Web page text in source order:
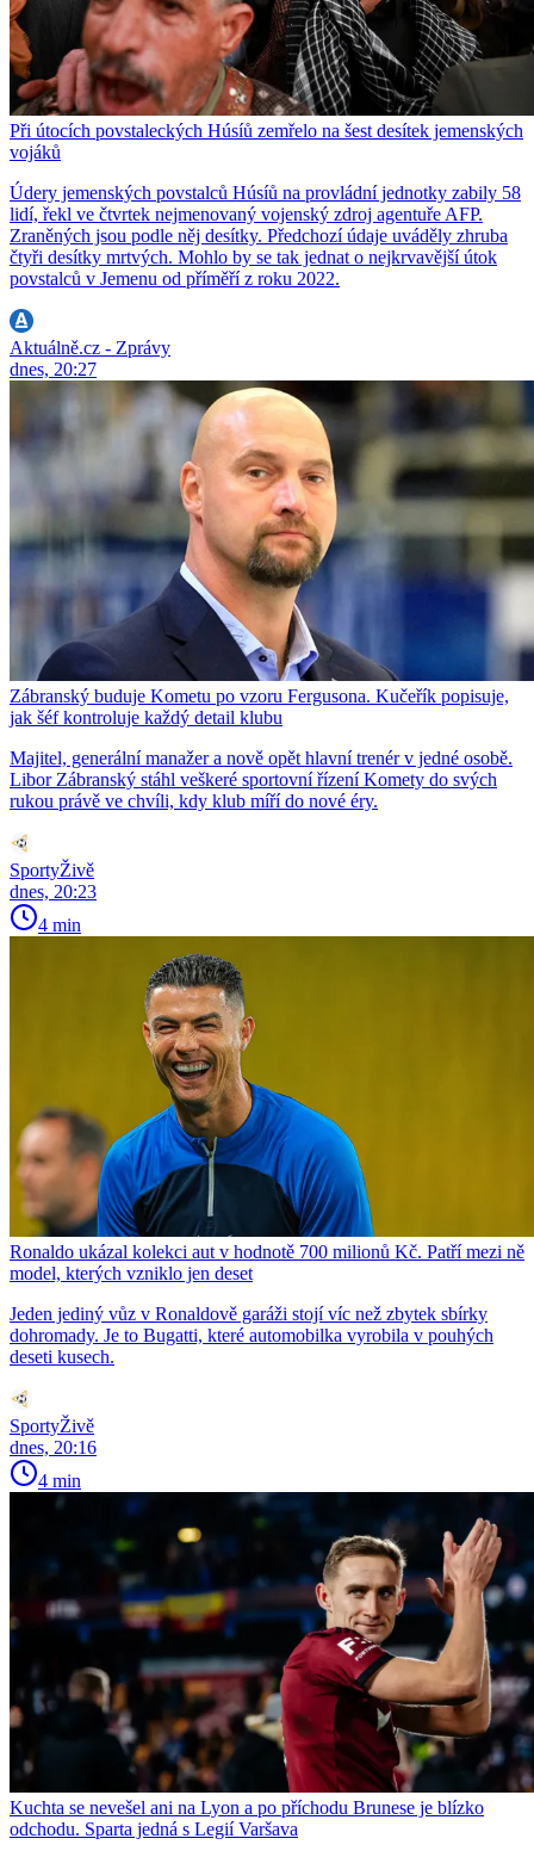
Při útocích povstaleckých Húsíů zemřelo na šest desítek jemenských
vojáků
Údery jemenských povstalců Húsíů na provládní jednotky zabily 58
lidí, řekl ve čtvrtek nejmenovaný vojenský zdroj agentuře AFP.
Zraněných jsou podle něj desítky. Předchozí údaje uváděly zhruba
čtyři desítky mrtvých. Mohlo by se tak jednat o nejkrvavější útok
povstalců v Jemenu od příměří z roku 2022.
Aktuálně.cz - Zprávy
dnes, 20:27
Zábranský buduje Kometu po vzoru Fergusona. Kučeřík popisuje,
jak šéf kontroluje každý detail klubu
Majitel, generální manažer a nově opět hlavní trenér v jedné osobě.
Libor Zábranský stáhl veškeré sportovní řízení Komety do svých
rukou právě ve chvíli, kdy klub míří do nové éry.
SportyŽivě
dnes, 20:23
4 min
Ronaldo ukázal kolekci aut v hodnotě 700 milionů Kč. Patří mezi ně
model, kterých vzniklo jen deset
Jeden jediný vůz v Ronaldově garáži stojí víc než zbytek sbírky
dohromady. Je to Bugatti, které automobilka vyrobila v pouhých
deseti kusech.
SportyŽivě
dnes, 20:16
4 min
Kuchta se nevešel ani na Lyon a po příchodu Brunese je blízko
odchodu. Sparta jedná s Legií Varšava